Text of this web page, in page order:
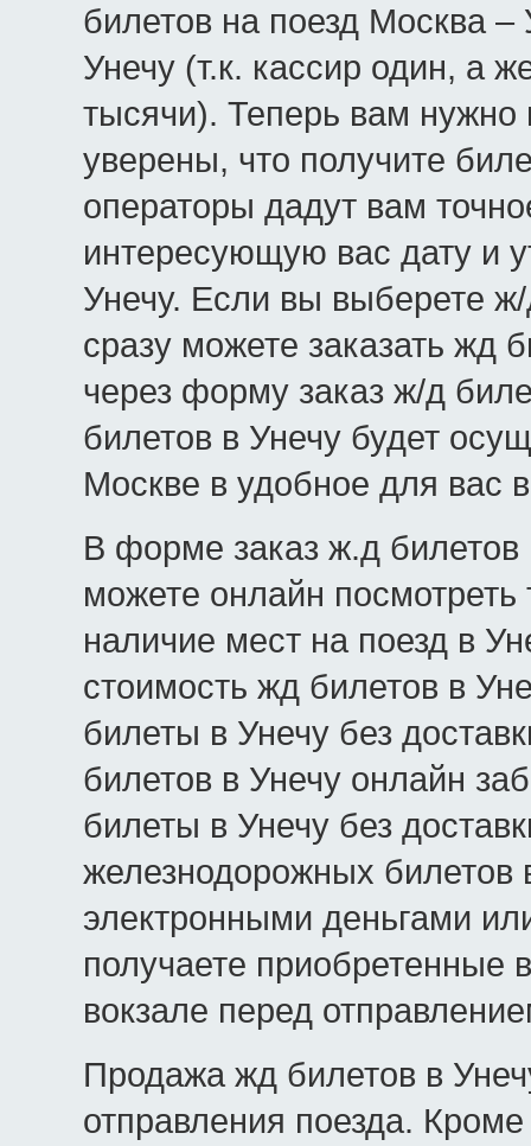
билетов на поезд Москва
Унечу (т.к. кассир один, а
тысячи). Теперь вам нужно
уверены, что получите
операторы дадут вам
интересующую вас дату и
Унечу. Если вы выберете
сразу можете заказать жд
через форму заказ ж/д
билетов в Унечу будет
Москве в удобное для вас
В форме заказ ж.д билетов
можете онлайн посмотреть
наличие мест на поезд в
стоимость жд билетов в
билеты в Унечу без
билетов в Унечу онлайн
билеты в Унечу без
железнодорожных билетов
электронными деньгами
получаете приобретенные
вокзале перед
Продажа жд билетов в
отправления поезда.